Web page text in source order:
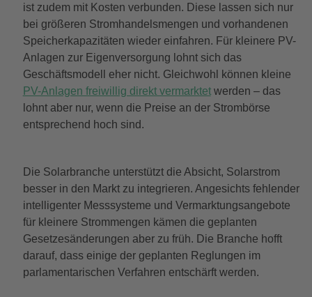
ist zudem mit Kosten verbunden. Diese lassen sich nur
bei größeren Stromhandelsmengen und vorhandenen
Speicherkapazitäten wieder einfahren. Für kleinere PV-
Anlagen zur Eigenversorgung lohnt sich das
Geschäftsmodell eher nicht. Gleichwohl können kleine
PV-Anlagen freiwillig direkt vermarktetwerden – das
lohnt aber nur, wenn die Preise an der Strombörse
entsprechend hoch sind.
Die Solarbranche unterstützt die Absicht, Solarstrom
besser in den Markt zu integrieren. Angesichts fehlender
intelligenter Messsysteme und Vermarktungsangebote
für kleinere Strommengen kämen die geplanten
Gesetzesänderungen aber zu früh. Die Branche hofft
darauf, dass einige der geplanten Reglungen im
parlamentarischen Verfahren entschärft werden.